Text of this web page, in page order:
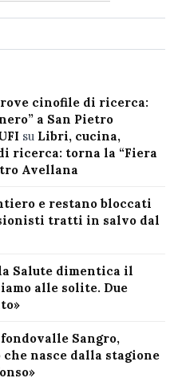
cinofile di ricerca:
a San Pietro
su Libri, cucina,
ricerca: torna la “Fiera
Avellana
e restano bloccati
tratti in salvo dal
Salute dimentica il
alle solite. Due
Sangro,
nasce dalla stagione